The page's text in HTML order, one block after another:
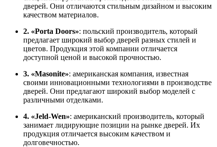
дверей. Они отличаются стильным дизайном и высоким
качеством материалов.
2. «Porta Doors»: польский производитель, который
предлагает широкий выбор дверей разных стилей и
цветов. Продукция этой компании отличается
доступной ценой и высокой прочностью.
3. «Masonite»: американская компания, известная
своими инновационными технологиями в производстве
дверей. Они предлагают широкий выбор моделей с
различными отделками.
4. «Jeld-Wen»: американский производитель, который
занимает лидирующие позиции на рынке дверей. Их
продукция отличается высоким качеством и
долговечностью.